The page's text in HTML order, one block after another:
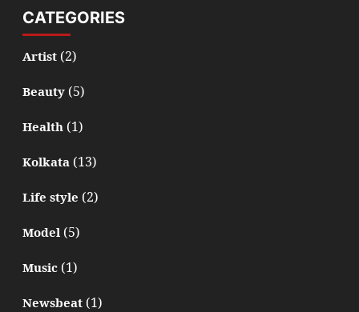
CATEGORIES
Artist(2)
Beauty(5)
Health(1)
Kolkata(13)
Life style (2)
Model(5)
Music(1)
Newsbeat(1)